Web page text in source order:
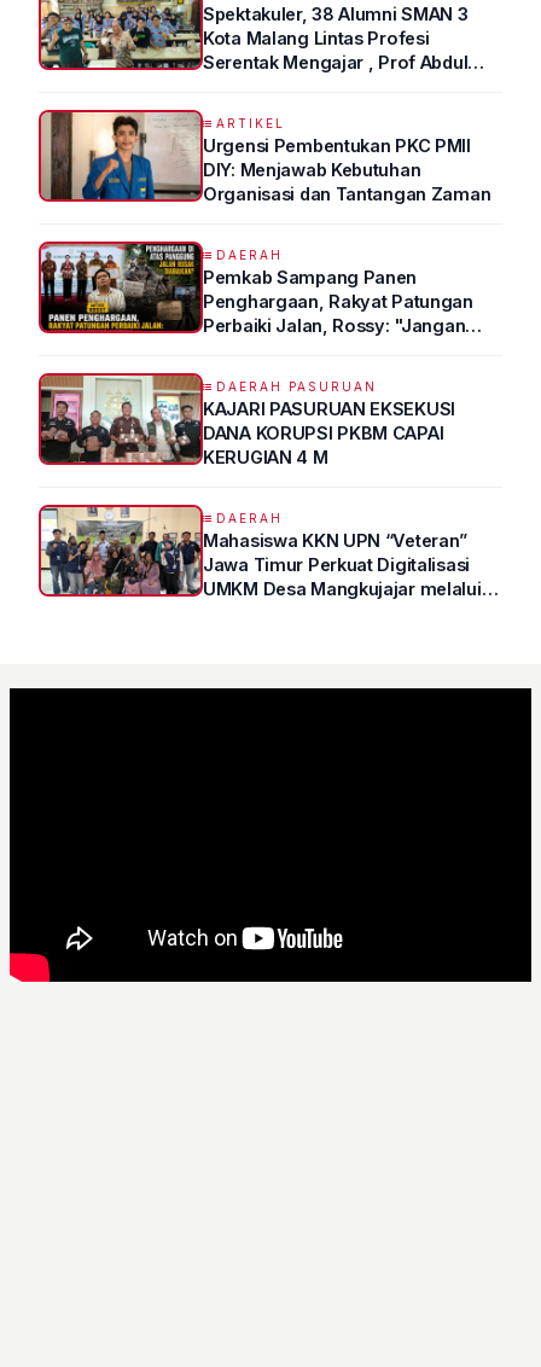
Spektakuler, 38 Alumni SMAN 3
Kota Malang Lintas Profesi
Serentak Mengajar , Prof Abdul
ARTIKEL
Urgensi Pembentukan PKC PMII
DIY: Menjawab Kebutuhan
Organisasi dan Tantangan Zaman
DAERAH
Pemkab Sampang Panen
Penghargaan, Rakyat Patungan
Perbaiki Jalan, Rossy: "Jangan
DAERAH PASURUAN
KAJARI PASURUAN EKSEKUSI
DANA KORUPSI PKBM CAPAI
KERUGIAN 4 M
DAERAH
Mahasiswa KKN UPN “Veteran”
Jawa Timur Perkuat Digitalisasi
UMKM Desa Mangkujajar melalui